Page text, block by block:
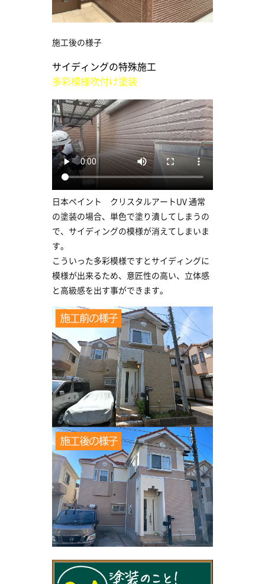
施工後の様子
サイディングの特殊施工
多彩模様吹付け塗装
日本ペイント クリスタルアートUV 通常
の塗装の場合、単色で塗り潰してしまうの
で、サイディングの模様が消えてしまいま
す。
こういった多彩模様ですとサイディングに
模様が出来るため、意匠性の高い、立体感
と高級感を出す事ができます。